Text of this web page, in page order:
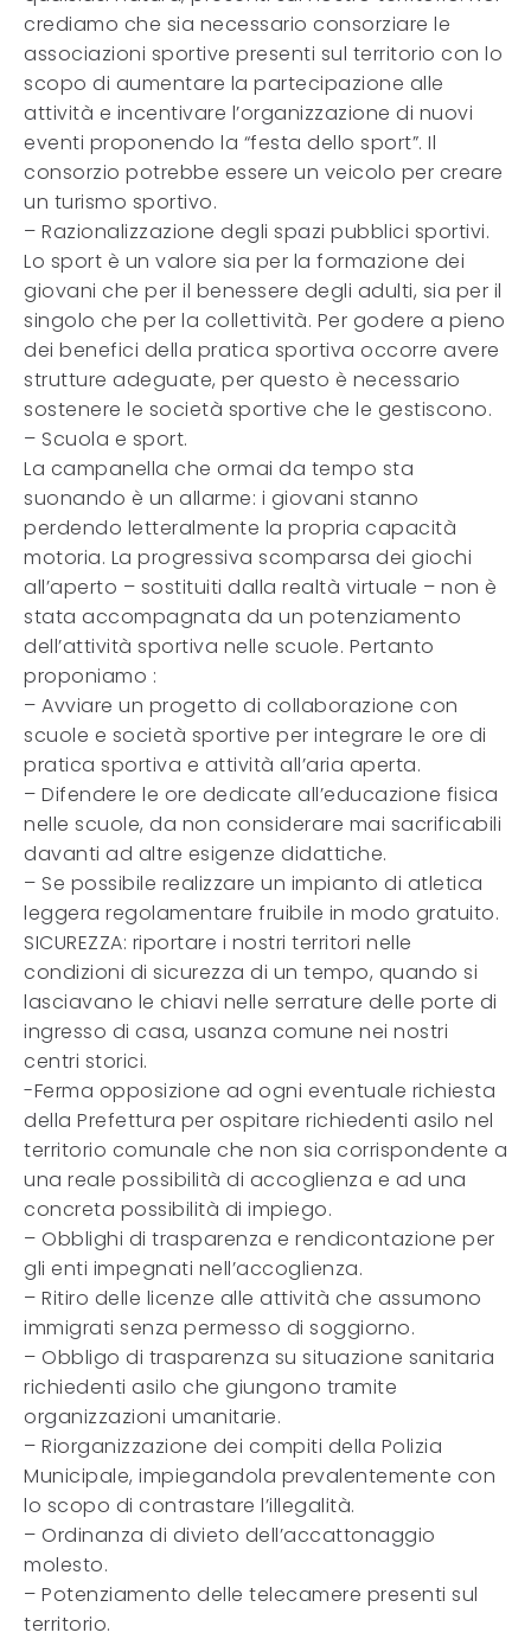
crediamo che sia necessario consorziare le
associazioni sportive presenti sul territorio con lo
scopo di aumentare la partecipazione alle
attività e incentivare l’organizzazione di nuovi
eventi proponendo la “festa dello sport”. Il
consorzio potrebbe essere un veicolo per creare
un turismo sportivo.
– Razionalizzazione degli spazi pubblici sportivi.
Lo sport è un valore sia per la formazione dei
giovani che per il benessere degli adulti, sia per il
singolo che per la collettività. Per godere a pieno
dei benefici della pratica sportiva occorre avere
strutture adeguate, per questo è necessario
sostenere le società sportive che le gestiscono.
– Scuola e sport.
La campanella che ormai da tempo sta
suonando è un allarme: i giovani stanno
perdendo letteralmente la propria capacità
motoria. La progressiva scomparsa dei giochi
all’aperto – sostituiti dalla realtà virtuale – non è
stata accompagnata da un potenziamento
dell’attività sportiva nelle scuole. Pertanto
proponiamo :
– Avviare un progetto di collaborazione con
scuole e società sportive per integrare le ore di
pratica sportiva e attività all’aria aperta.
– Difendere le ore dedicate all’educazione fisica
nelle scuole, da non considerare mai sacrificabili
davanti ad altre esigenze didattiche.
– Se possibile realizzare un impianto di atletica
leggera regolamentare fruibile in modo gratuito.
SICUREZZA: riportare i nostri territori nelle
condizioni di sicurezza di un tempo, quando si
lasciavano le chiavi nelle serrature delle porte di
ingresso di casa, usanza comune nei nostri
centri storici.
-Ferma opposizione ad ogni eventuale richiesta
della Prefettura per ospitare richiedenti asilo nel
territorio comunale che non sia corrispondente a
una reale possibilità di accoglienza e ad una
concreta possibilità di impiego.
– Obblighi di trasparenza e rendicontazione per
gli enti impegnati nell’accoglienza.
– Ritiro delle licenze alle attività che assumono
immigrati senza permesso di soggiorno.
– Obbligo di trasparenza su situazione sanitaria
richiedenti asilo che giungono tramite
organizzazioni umanitarie.
– Riorganizzazione dei compiti della Polizia
Municipale, impiegandola prevalentemente con
lo scopo di contrastare l’illegalità.
– Ordinanza di divieto dell’accattonaggio
molesto.
– Potenziamento delle telecamere presenti sul
territorio.